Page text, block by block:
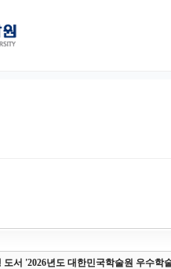
도서 '2026년도 대한민국학술원 우수학